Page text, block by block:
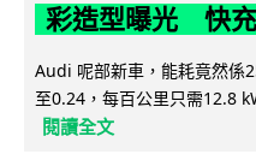
彩造型曝光 快
Audi 呢部新車，能耗竟然係
至0.24，每百公里只需12.8
閱讀全文